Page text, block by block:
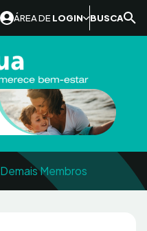
ÁREA DE LOGIN BUSCA
Demais Membros